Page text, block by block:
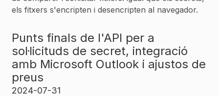
els fitxers s'encripten i desencripten al navegador.
Punts finals de l'API per a
sol·licituds de secret, integració
amb Microsoft Outlook i ajustos de
preus
2024-07-31